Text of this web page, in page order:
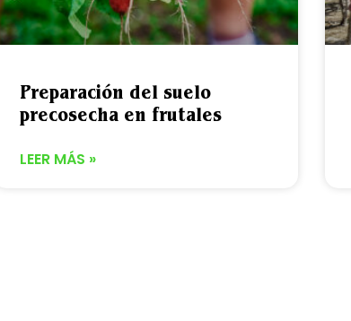
Preparación del suelo
precosecha en frutales
LEER MÁS »